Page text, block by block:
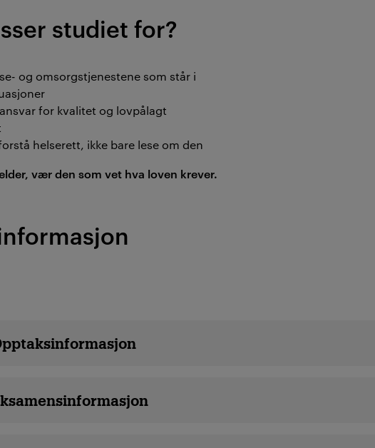
studiet for?
og omsorgstjenestene som står i
for kvalitet og lovpålagt
helserett, ikke bare lese om den
vær den som vet hva loven krever.